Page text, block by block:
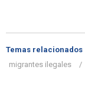
Temas relacionados
migrantes ilegales